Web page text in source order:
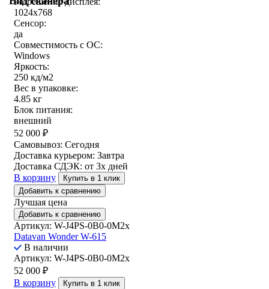
1024x768
Сенсор:
да
Совместимость с ОС:
Windows
Яркость:
250 кд/м2
Вес в упаковке:
4.85 кг
Блок питания:
внешний
52 000 ₽
Самовывоз: Сегодня
Доставка курьером: Завтра
Доставка СДЭК: от 3х дней
В корзину
Купить в 1 клик
Добавить к сравнению
Лучшая цена
Добавить к сравнению
Артикул: W-J4PS-0B0-0M2x
Datavan Wonder W-615
В наличии
Артикул: W-J4PS-0B0-0M2x
52 000 ₽
В корзину
Купить в 1 клик